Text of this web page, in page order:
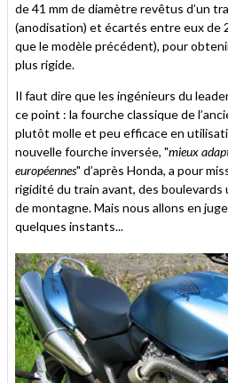
de 41 mm de diamètre revêtus d’un
(anodisation) et écartés entre eux de
que le modèle précédent), pour
plus rigide.
Il faut dire que les ingénieurs du
ce point : la fourche classique de
plutôt molle et peu efficace en
nouvelle fourche inversée, "mieux
européennes" d’après Honda, a pour
rigidité du train avant, des
de montagne. Mais nous allons en
quelques instants...